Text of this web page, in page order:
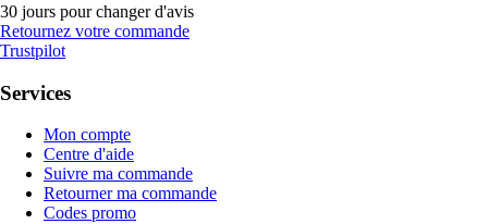
30 jours pour changer d'avis
Retournez votre commande
Trustpilot
Services
Mon compte
Centre d'aide
Suivre ma commande
Retourner ma commande
Codes promo